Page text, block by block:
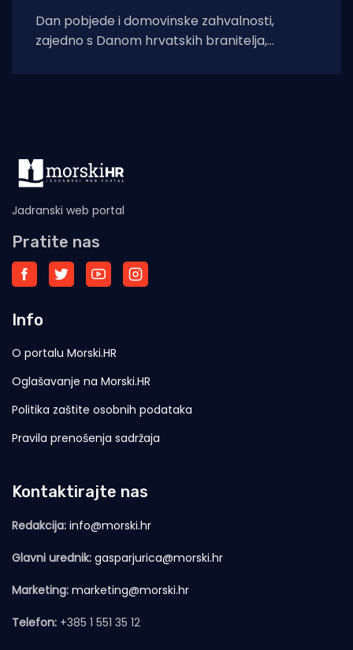
Dan pobjede i domovinske zahvalnosti,
zajedno s Danom hrvatskih branitelja,
Jadranski web portal
Pratite nas
Info
O portalu Morski.HR
Oglašavanje na Morski.HR
Politika zaštite osobnih podataka
Pravila prenošenja sadržaja
Kontaktirajte nas
Redakcija: info@morski.hr
Glavni urednik: gasparjurica@morski.hr
Marketing: marketing@morski.hr
Telefon: +385 1 551 35 12